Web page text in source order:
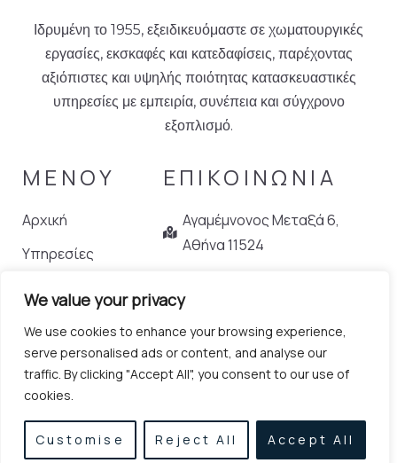
We value your privacy
We use cookies to enhance your browsing experience,
serve personalised ads or content, and analyse our
traffic. By clicking "Accept All", you consent to our use of
cookies.
Customise Reject All Accept All
Ιδρυμένη το 1955, εξειδικευόμαστε σε χωματουργικές
εργασίες, εκσκαφές και κατεδαφίσεις, παρέχοντας
αξιόπιστες και υψηλής ποιότητας κατασκευαστικές
υπηρεσίες με εμπειρία, συνέπεια και σύγχρονο
εξοπλισμό.
ΜΕΝΟΥ
Αρχική
Υπηρεσίες
ΕΠΙΚΟΙΝΩΝΙΑ
Αγαμέμνονος Μεταξά 6,
Αθήνα 11524
info@afoialexandri.gr
Πολιτική Απορρήτου Όροι & Προϋποθέσεις